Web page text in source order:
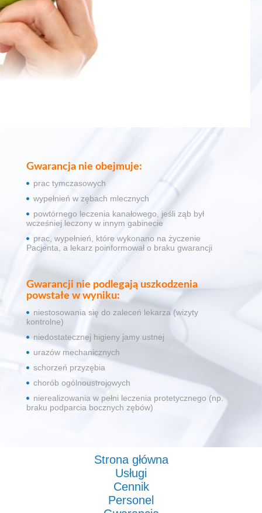
Gwarancja nie obejmuje:
prac tymczasowych
wypełnień w zębach mlecznych
powtórnego leczenia kanałowego, jeśli ząb był
wcześniej leczony w innym gabinecie
prac, wypełnień, które wykonano na życzenie
Pacjenta, a lekarz poinformował o braku gwarancji
Gwarancji nie podlegają uszkodzenia
powstałe w wyniku:
niestosowania się do zaleceń lekarza (wizyty
kontrolne)
niedostatecznej higieny jamy ustnej
urazów mechanicznych
schorzeń przyzębia
chorób ogólnoustrojowych
nierealizowania w pełni leczenia protetycznego (np.
braku podparcia bocznych zębów)
Strona główna
Usługi
Cennik
Personel